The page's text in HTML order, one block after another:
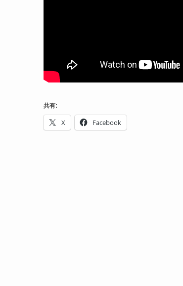
共有:
X Facebook